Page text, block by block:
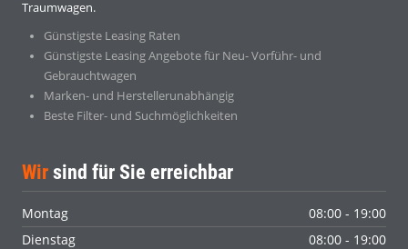
Traumwagen.
Günstigste Leasing Raten
Günstigste Leasing Angebote für Neu- Vorführ- und
Gebrauchtwagen
Marken- und Herstellerunabhängig
Beste Filter- und Suchmöglichkeiten
Wir sind für Sie erreichbar
Montag
08:00 - 19:00
Dienstag
08:00 - 19:00